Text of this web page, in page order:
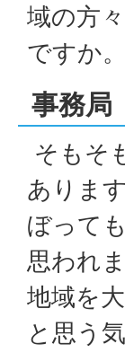
域の方
ですか。
事務局
そもそ
ありま
ぼって
思われ
地域を
と思う